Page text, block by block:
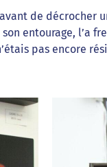
de
entourage, l’a
pas encore